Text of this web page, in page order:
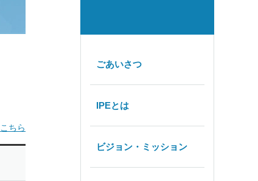
こちら
ごあいさつ
IPEとは
ビジョン・ミッション